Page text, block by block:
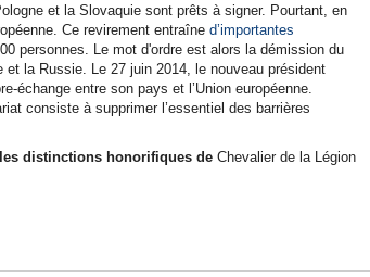
et la Slovaquie sont prêts à signer. Pourtant, en
Ce revirement entraîne d’importantes
personnes. Le mot d'ordre est alors la démission du
la Russie. Le 27 juin 2014, le nouveau président
échange entre son pays et l’Union européenne.
consiste à supprimer l’essentiel des barrières
les distinctions honorifiques de Chevalier de la Légion